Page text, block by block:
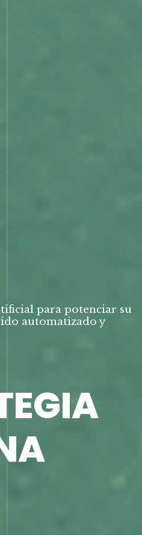
para potenciar su
automatizado y